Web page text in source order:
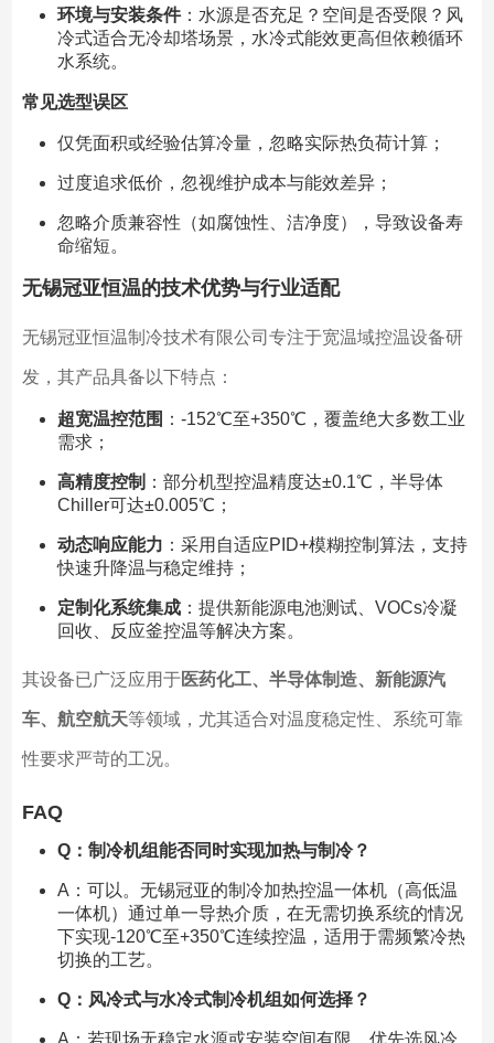
环境与安装条件：水源是否充足？空间是否受限？风
冷式适合无冷却塔场景，水冷式能效更高但依赖循环
水系统。
常见选型误区
仅凭面积或经验估算冷量，忽略实际热负荷计算；
过度追求低价，忽视维护成本与能效差异；
忽略介质兼容性（如腐蚀性、洁净度），导致设备寿
命缩短。
无锡冠亚恒温的技术优势与行业适配
无锡冠亚恒温制冷技术有限公司专注于宽温域控温设备研
发，其产品具备以下特点：
超宽温控范围 ：-152℃至+350℃，覆盖绝大多数工业
需求；
高精度控制 ：部分机型控温精度达±0.1℃，半导体
Chiller可达±0.005℃；
动态响应能力 ：采用自适应PID+模糊控制算法，支持
快速升降温与稳定维持；
定制化系统集成：提供新能源电池测试、VOCs冷凝
回收、反应釜控温等解决方案。
其设备已广泛应用于医药化工、半导体制造、新能源汽
车、航空航天等领域，尤其适合对温度稳定性、系统可靠
性要求严苛的工况。
FAQ
Q：制冷机组能否同时实现加热与制冷？
A：可以。无锡冠亚的制冷加热控温一体机（高低温
一体机）通过单一导热介质，在无需切换系统的情况
下实现-120℃至+350℃连续控温，适用于需频繁冷热
切换的工艺。
Q：风冷式与水冷式制冷机组如何选择？